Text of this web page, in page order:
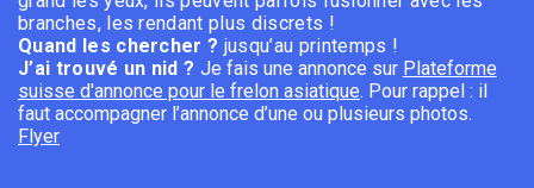
branches, les rendant plus discrets !
Quand les chercher ? jusqu’au printemps !
J’ai trouvé un nid ? Je fais une annonce sur Plateforme
suisse d'annonce pour le frelon asiatique. Pour rappel : il
faut accompagner l’annonce d’une ou plusieurs photos.
Flyer